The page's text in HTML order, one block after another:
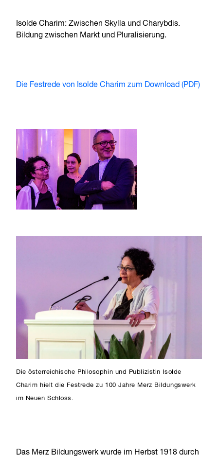
Isolde Charim: Zwischen Skylla und Charybdis.
Bildung zwischen Markt und Pluralisierung.
Die Festrede von Isolde Charim zum Download (PDF)
Die österreichische Philosophin und Publizistin Isolde
Charim hielt die Festrede zu 100 Jahre Merz Bildungswerk
im Neuen Schloss.
Das Merz Bildungswerk wurde im Herbst 1918 durch